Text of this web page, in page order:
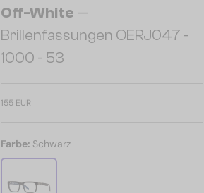
Off-White —
Brillenfassungen OERJ047 -
1000 - 53
155 EUR
Farbe: Schwarz